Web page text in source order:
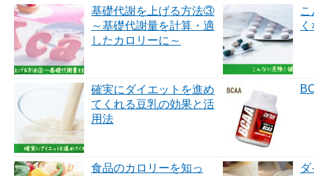
基礎代謝を上げる方法③
～基礎代謝量を計算・適
したカロリーに～
確実にダイエットを進め
てくれる豆乳の効果と活
用法
食品のカロリーを知っ